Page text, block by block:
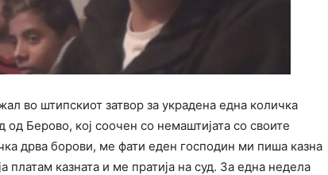
во штипскиот затвор за украдена една количка
од Берово, кој соочен со немаштијата со своите
дрва борови, ме фати еден господин ми пиша казна
платам казната и ме пратија на суд. За една недела